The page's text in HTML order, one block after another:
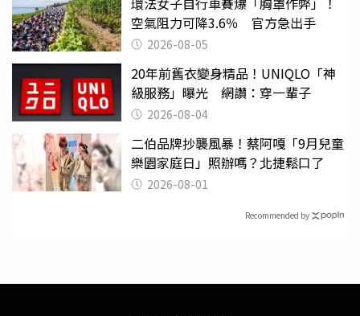
空氣阻力可降3.6％ 官方急出手
2026-08-05
20年前舊衣變身精品！UNIQLO「神
級服務」曝光 網讚：穿一輩子
2026-08-04
二伯品牌抄襲風暴！蔡阿嘎「9月兒童
樂園家庭日」照辦嗎？北捷鬆口了
2026-08-01
Recommended by